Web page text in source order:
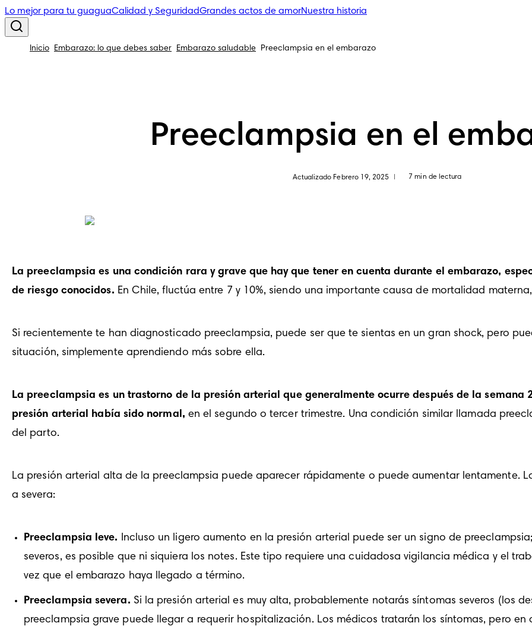
Lo mejor para tu guaguaCalidad y SeguridadGrandes actos de amorNuestra historia
Inicio Embarazo: lo que debes saber Embarazo saludable Preeclampsia en el embarazo
Preeclampsia en el
Actualizado Febrero 19, 2025 7 min de lectura
La preeclampsia es una condición rara y grave que hay que tener en cuenta durante el embarazo,
de riesgo conocidos. En Chile, fluctúa entre 7 y 10%, siendo una importante causa de mortalidad
Si recientemente te han diagnosticado preeclampsia, puede ser que te sientas en un gran shock, pero
situación, simplemente aprendiendo más sobre ella.
La preeclampsia es un trastorno de la presión arterial que generalmente ocurre después de la semana
presión arterial había sido normal, en el segundo o tercer trimestre. Una condición similar llamada
del parto.
La presión arterial alta de la preeclampsia puede aparecer rápidamente o puede aumentar lentamente.
a severa:
Preeclampsia leve. Incluso un ligero aumento en la presión arterial puede ser un signo de
severos, es posible que ni siquiera los notes. Este tipo requiere una cuidadosa vigilancia médica y el
vez que el embarazo haya llegado a término.
Preeclampsia severa. Si la presión arterial es muy alta, probablemente notarás síntomas severos (los
preeclampsia grave puede llegar a requerir hospitalización. Los médicos tratarán los síntomas, pero